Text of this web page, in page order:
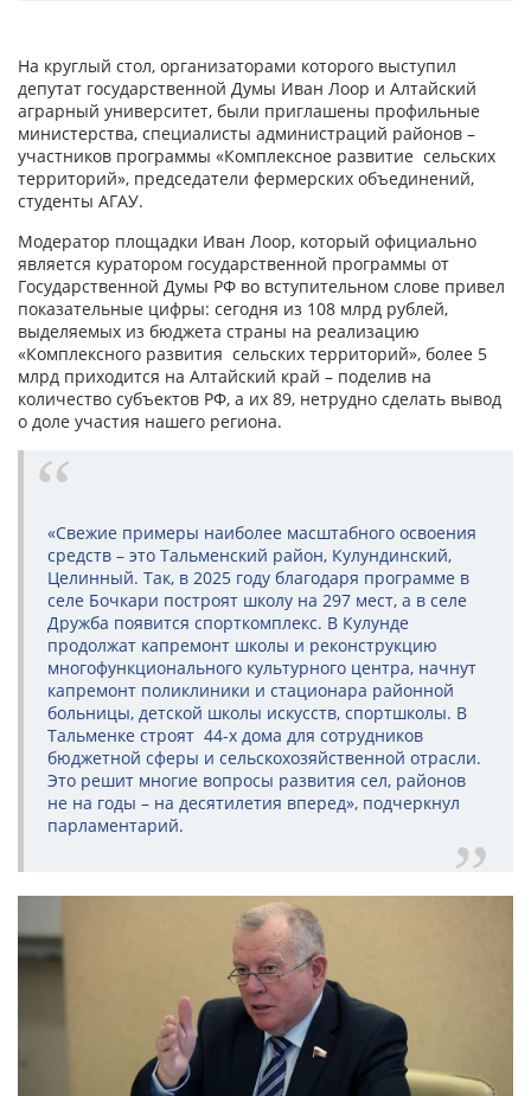
На круглый стол, организаторами которого выступил
депутат государственной Думы Иван Лоор и Алтайский
аграрный университет, были приглашены профильные
министерства, специалисты администраций районов –
участников программы «Комплексное развитие сельских
территорий», председатели фермерских объединений,
студенты АГАУ.
Модератор площадки Иван Лоор, который официально
является куратором государственной программы от
Государственной Думы РФ во вступительном слове привел
показательные цифры: сегодня из 108 млрд рублей,
выделяемых из бюджета страны на реализацию
«Комплексного развития сельских территорий», более 5
млрд приходится на Алтайский край – поделив на
количество субъектов РФ, а их 89, нетрудно сделать вывод
о доле участия нашего региона.
«Свежие примеры наиболее масштабного освоения
средств – это Тальменский район, Кулундинский,
Целинный. Так, в 2025 году благодаря программе в
селе Бочкари построят школу на 297 мест, а в селе
Дружба появится спорткомплекс. В Кулунде
продолжат капремонт школы и реконструкцию
многофункционального культурного центра, начнут
капремонт поликлиники и стационара районной
больницы, детской школы искусств, спортшколы. В
Тальменке строят 44-х дома для сотрудников
бюджетной сферы и сельскохозяйственной отрасли.
Это решит многие вопросы развития сел, районов
не на годы – на десятилетия вперед», подчеркнул
парламентарий.